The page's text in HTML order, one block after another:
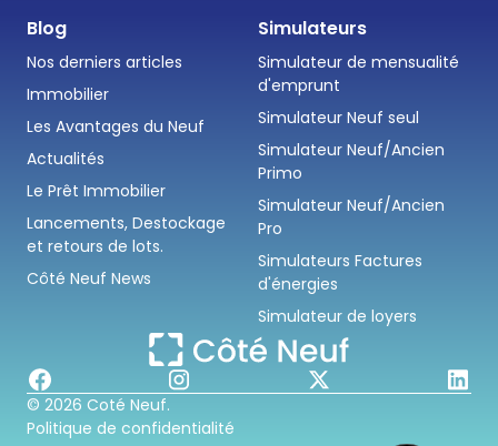
Blog
Nos derniers articles
Immobilier
Les Avantages du Neuf
Actualités
Le Prêt Immobilier
Lancements, Destockage
et retours de lots.
Côté Neuf News
Simulateurs
Simulateur de mensualité
d'emprunt
Simulateur Neuf seul
Simulateur Neuf/Ancien
Primo
Simulateur Neuf/Ancien
Pro
Simulateurs Factures
d'énergies
Simulateur de loyers
© 2026 Coté Neuf.
Politique de confidentialité